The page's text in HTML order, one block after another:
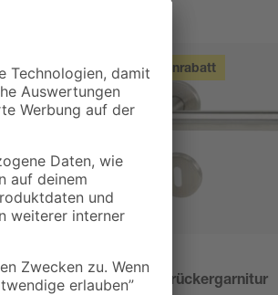
Mengenrabatt
Türdrückergarnitur